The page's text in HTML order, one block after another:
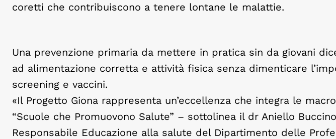
coretti che contribuiscono a tenere lontane le malattie.
Una prevenzione primaria da mettere in pratica sin da giovani
ad alimentazione corretta e attività fisica senza dimenticare
screening e vaccini.
«Il Progetto Giona rappresenta un’eccellenza che integra le
“Scuole che Promuovono Salute” – sottolinea il dr Aniello
Responsabile Educazione alla salute del Dipartimento delle